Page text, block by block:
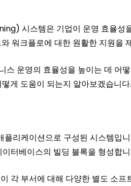
시스템은 기업이 운영 효율성
워크플로에 대한 원활한 지원을
운영의 효율성을 높이는 데 어
게 도움이 되는지 알아보겠습니다.
리케이션으로 구성된 시스템입
터베이스의 빌딩 블록을 형성합
각 부서에 대해 다양한 별도 소